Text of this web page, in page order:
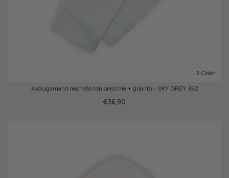
3 Colori
Asciugamano neonato con orecchie + guanto - SKY GREY 352
€36,90